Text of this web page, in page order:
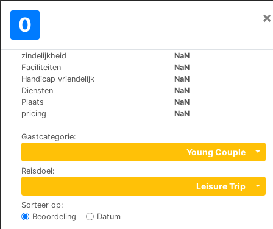
0 ×
zindelijkheid
NaN
Faciliteiten
NaN
Handicap vriendelijk
NaN
Diensten
NaN
Plaats
NaN
pricing
NaN
Gastcategorie:
Young Couple
Reisdoel:
Leisure Trip
Sorteer op:
Beoordeling
Datum
Wereld>Switzerland
B&B Matterhorn Golf
Wildi, 3928